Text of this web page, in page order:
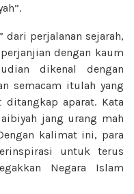
dari perjalanan sejarah,
dengan kaum
dikenal dengan
semacam itulah yang
aparat. Kata
jang urang mah
kalimat ini, para
untuk terus
Negara Islam